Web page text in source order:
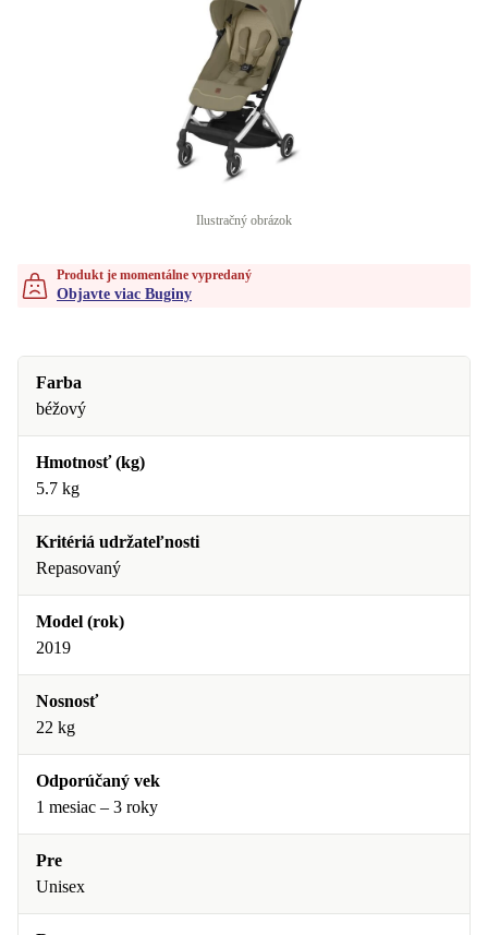
Ilustračný obrázok
Produkt je momentálne vypredaný
Objavte viac Buginy
Farba
béžový
Hmotnosť (kg)
5.7 kg
Kritériá udržateľnosti
Repasovaný
Model (rok)
2019
Nosnosť
22 kg
Odporúčaný vek
1 mesiac – 3 roky
Pre
Unisex